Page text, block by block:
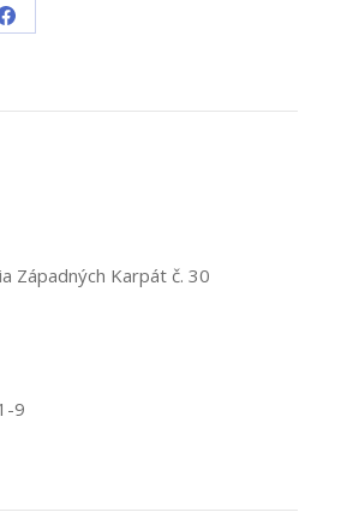
Share
Facebook
Západných Karpát č. 30
9